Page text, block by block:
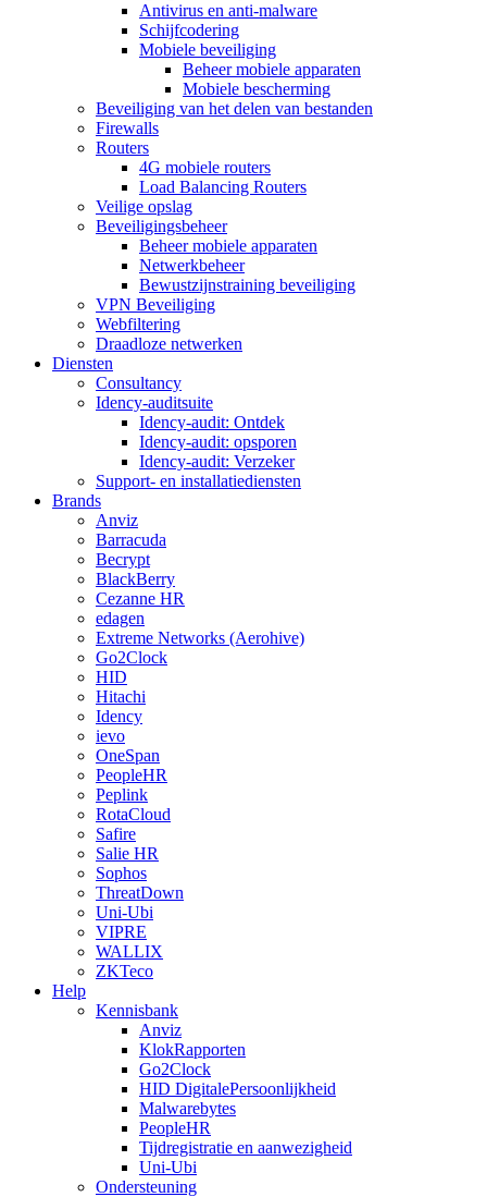
Antivirus en anti-malware
Schijfcodering
Mobiele beveiliging
Beheer mobiele apparaten
Mobiele bescherming
Beveiliging van het delen van bestanden
Firewalls
Routers
4G mobiele routers
Load Balancing Routers
Veilige opslag
Beveiligingsbeheer
Beheer mobiele apparaten
Netwerkbeheer
Bewustzijnstraining beveiliging
VPN Beveiliging
Webfiltering
Draadloze netwerken
Diensten
Consultancy
Idency-auditsuite
Idency-audit: Ontdek
Idency-audit: opsporen
Idency-audit: Verzeker
Support- en installatiediensten
Brands
Anviz
Barracuda
Becrypt
BlackBerry
Cezanne HR
edagen
Extreme Networks (Aerohive)
Go2Clock
HID
Hitachi
Idency
ievo
OneSpan
PeopleHR
Peplink
RotaCloud
Safire
Salie HR
Sophos
ThreatDown
Uni-Ubi
VIPRE
WALLIX
ZKTeco
Help
Kennisbank
Anviz
KlokRapporten
Go2Clock
HID DigitalePersoonlijkheid
Malwarebytes
PeopleHR
Tijdregistratie en aanwezigheid
Uni-Ubi
Ondersteuning